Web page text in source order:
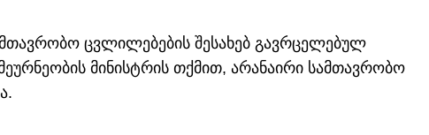
ცვლილებების შესახებ გავრცელებულ
მინისტრის თქმით, არანაირი სამთავრობო